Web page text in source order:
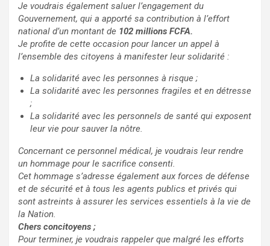
Je voudrais également saluer l’engagement du
Gouvernement, qui a apporté sa contribution à l’effort
national d’un montant de 102 millions FCFA.
Je profite de cette occasion pour lancer un appel à
l’ensemble des citoyens à manifester leur solidarité :
La solidarité avec les personnes à risque ;
La solidarité avec les personnes fragiles et en détresse
;
La solidarité avec les personnels de santé qui exposent
leur vie pour sauver la nôtre.
Concernant ce personnel médical, je voudrais leur rendre
un hommage pour le sacrifice consenti.
Cet hommage s’adresse également aux forces de défense
et de sécurité et à tous les agents publics et privés qui
sont astreints à assurer les services essentiels à la vie de
la Nation.
Chers concitoyens ;
Pour terminer, je voudrais rappeler que malgré les efforts